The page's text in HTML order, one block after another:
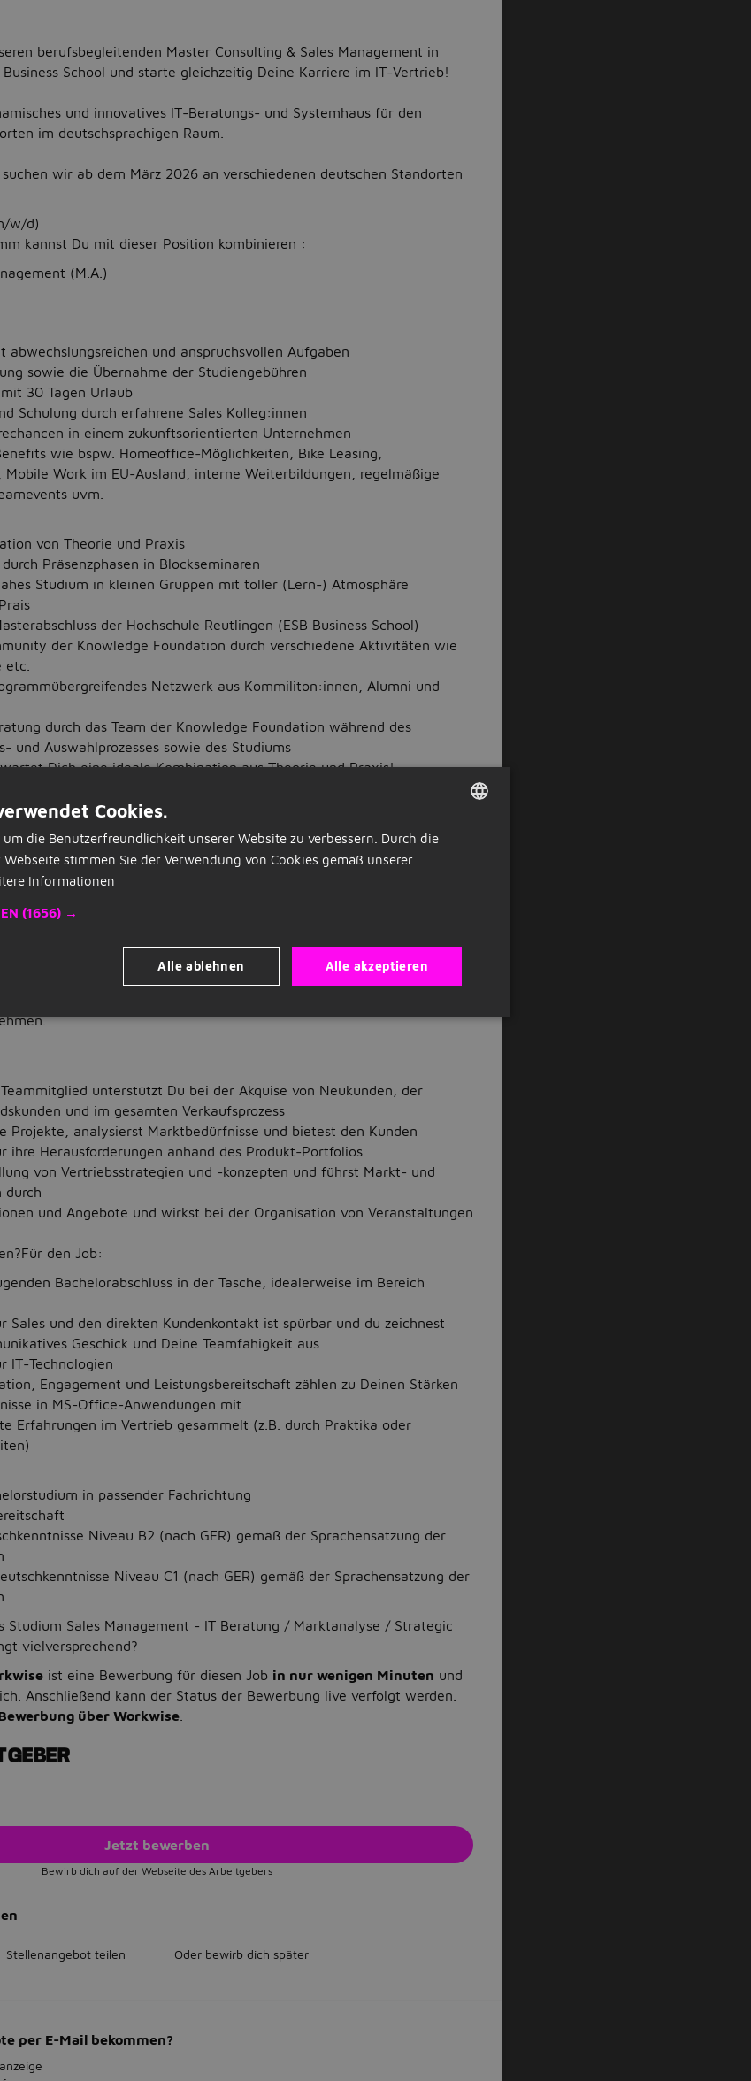
berufsbegleitenden Master Consulting & Sales Management in
School und starte gleichzeitig Deine Karriere im IT-Vertrieb!
und innovatives IT-Beratungs- und Systemhaus für den
im deutschsprachigen Raum.
wir ab dem März 2026 an verschiedenen deutschen Standorten
w/d)
kannst Du mit dieser Position kombinieren :
(M.A.)
abwechslungsreichen und anspruchsvollen Aufgaben
sowie die Übernahme der Studiengebühren
30 Tagen Urlaub
Schulung durch erfahrene Sales Kolleg:innen
in einem zukunftsorientierten Unternehmen
wie bspw. Homeoffice-Möglichkeiten, Bike Leasing,
Mobile Work im EU-Ausland, interne Weiterbildungen, regelmäßige
uvm.
von Theorie und Praxis
Präsenzphasen in Blockseminaren
Studium in kleinen Gruppen mit toller (Lern-) Atmosphäre
der Hochschule Reutlingen (ESB Business School)
der Knowledge Foundation durch verschiedene Aktivitäten wie
etc.
Netzwerk aus Kommiliton:innen, Alumni und
durch das Team der Knowledge Foundation während des
und Auswahlprozesses sowie des Studiums
Dich eine ideale Kombination aus Theorie und Praxis!
Studium plus 6 Monate Masterthesis
an der ESB Business School in Reutlingen (insgesamt 75
und Business Analytics
unterstützt Du bei der Akquise von Neukunden, der
und im gesamten Verkaufsprozess
Projekte, analysierst Marktbedürfnisse und bietest den Kunden
ihre Herausforderungen anhand des Produkt-Portfolios
von Vertriebsstrategien und -konzepten und führst Markt- und
durch
und Angebote und wirkst bei der Organisation von Veranstaltungen
den Job:
Bachelorabschluss in der Tasche, idealerweise im Bereich
Sales und den direkten Kundenkontakt ist spürbar und du zeichnest
Geschick und Deine Teamfähigkeit aus
IT-Technologien
Engagement und Leistungsbereitschaft zählen zu Deinen Stärken
in MS-Office-Anwendungen mit
Erfahrungen im Vertrieb gesammelt (z.B. durch Praktika oder
in passender Fachrichtung
Niveau B2 (nach GER) gemäß der Sprachensatzung der
Niveau C1 (nach GER) gemäß der Sprachensatzung der
Studium Sales Management - IT Beratung / Marktanalyse / Strategic
vielversprechend?
ist eine Bewerbung für diesen Job in nur wenigen Minuten und
Anschließend kann der Status der Bewerbung live verfolgt werden.
über Workwise
Jetzt bewerben
Bewirb dich auf der Webseite des Arbeitgebers
Stellenangebot teilen Oder bewirb dich später
per E-Mail bekommen?
DUTCH
Cookies.
die Benutzerfreundlichkeit unserer Website zu verbessern. Durch die
stimmen Sie der Verwendung von Cookies gemäß unserer
Informationen
(1656) →
Alle akzeptieren
Alle ablehnen